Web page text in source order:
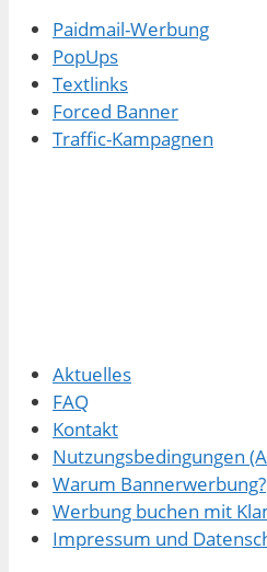
Paidmail-Werbung
PopUps
Textlinks
Forced Banner
Traffic-Kampagnen
Aktuelles
FAQ
Kontakt
Nutzungsbedingungen
Warum Bannerwerbung?
Werbung buchen mit
Impressum und